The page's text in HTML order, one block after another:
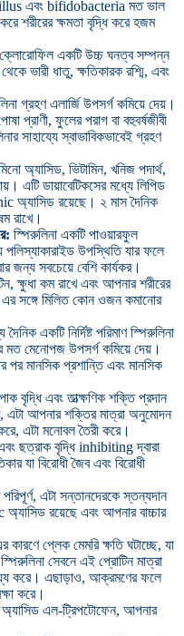
এবং bifidobacteria মত ভাল
শরীরের ক্ষমতা বৃদ্ধি করে হজম
ক্লোরোফিল একটি উচ্চ ঘনত্ব সম্পন্ন
ভারী ধাতু, ক্ষতিকারক রশ্মি, এবং
গ্রহণ এলার্জি উপসর্গ কমিয়ে দেয়।
প্রাণী, ফুলের পরাগ বা বহুবর্ষজীবী
সাহায্যে স্বাভাবিকভাবেই গ্রহণ
অ্যাসিড, ভিটামিন, খনিজ পদার্থ,
এটি ডায়াবেটিকসের মধ্যে লিপিড
অ্যাসিড রয়েছে। ২ মাস দৈনিক
রাখে।
স্পিরুলিনা একটি পাওয়ারফুল
পলিস্যাকারাইড উপস্থিতি যার ফলে
জন্য সবচেয়ে বেশি কার্যকর।
ক্ষুধা কম রাখে এবং আপনার শরীরের
এর সঙ্গে মিলিত কোন ওজন কমানোর
একটি নির্দিষ্ট পরিমাণ স্পিরুলিনা
মত মেনোপজ উপসর্গ কমিয়ে দেয়।
পর মানসিক প্রশান্তি এবং মানসিক
বৃদ্ধি এবং তাত্ক্ষণিক শক্তি প্রদান
আপনার শক্তির মাত্রা অনুমোদন
এটা মনোবল তৈরী করে।
এবং ছত্রাক বৃদ্ধি inhibiting দ্বারা
যা বিরোধী জৈব এবং বিরোধী
পরিপূর্ণ, এটা সন্তানদেরকে স্তন্যদান
রয়েছে এবং আপনার বাচ্চার
কারণে প্লেক মেমরি ক্ষতি ঘটাচ্ছে, যা
সেবনে এই প্রোটিন মাত্রা
করে। এছাড়াও, আক্রমণের ফলে
করে।
অ্যাসিড এল-ট্রিপটোফেন, আপনার